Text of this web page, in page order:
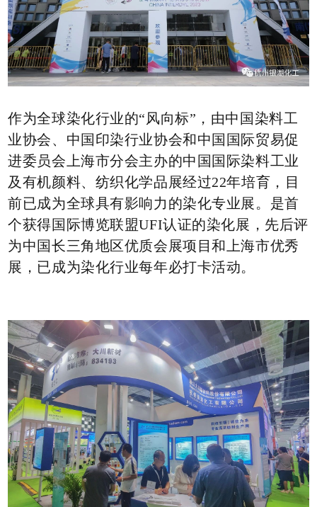
作为全球染化行业的“风向标”，由中国染料工
业协会、中国印染行业协会和中国国际贸易促
进委员会上海市分会主办的中国国际染料工业
及有机颜料、纺织化学品展经过22年培育，目
前已成为全球具有影响力的染化专业展。是首
个获得国际博览联盟UFI认证的染化展，先后评
为中国长三角地区优质会展项目和上海市优秀
展，已成为染化行业每年必打卡活动。